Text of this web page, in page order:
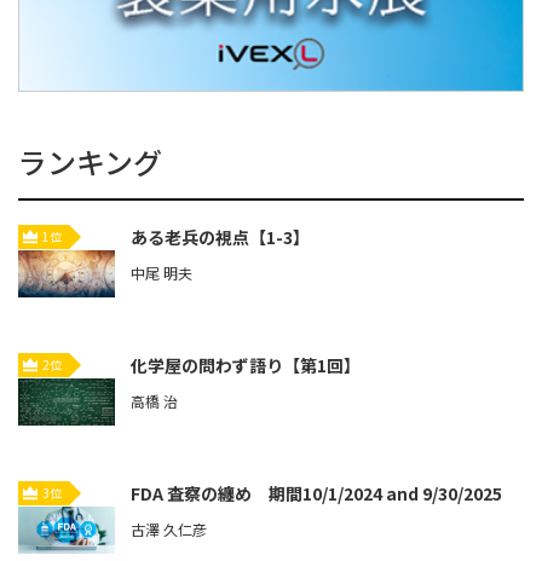
ランキング
1位 ある老兵の視点【1-3】
中尾 明夫
2位 化学屋の問わず語り【第1回】
高橋 治
3位 FDA 査察の纏め 期間10/1/2024 and 9/30/2025
古澤 久仁彦